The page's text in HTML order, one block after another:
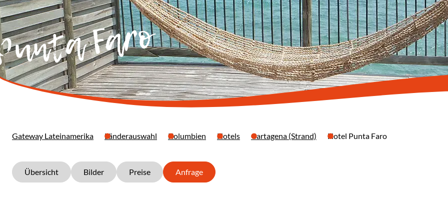
Faro
Gateway Lateinamerika Länderauswahl Kolumbien Hotels Cartagena (Strand) Hotel Punta Faro
Übersicht Bilder Preise Anfrage